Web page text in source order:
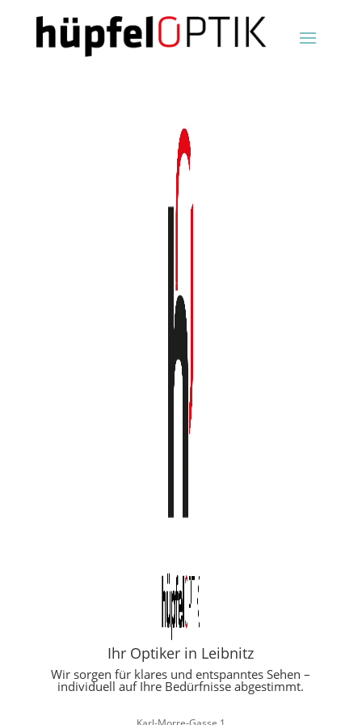
Ihr Optiker in Leibnitz
Wir sorgen für klares und entspanntes Sehen –
individuell auf Ihre Bedürfnisse abgestimmt.